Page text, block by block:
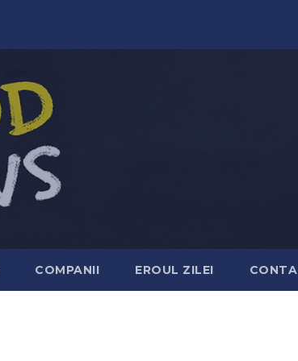
COMPANII EROUL ZILEI